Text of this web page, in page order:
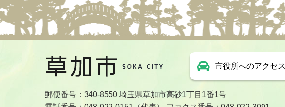
郵便番号：340-8550 埼玉県草加市高砂1丁目1番1号
市役所へのアクセス